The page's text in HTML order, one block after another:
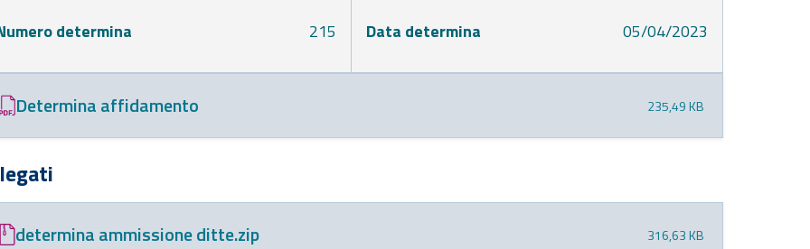
determina 215 Data determina 05/04/2023
Determina affidamento 235,49 KB
determina ammissione ditte.zip 316,63 KB